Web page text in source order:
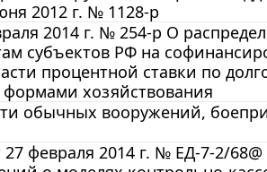
2012 г. № 1128-р
2014 г. № 254-р О
субъектов РФ на
процентной ставки по
хозяйствования
обычных вооружений,
февраля 2014 г. № ЕД-7-2/